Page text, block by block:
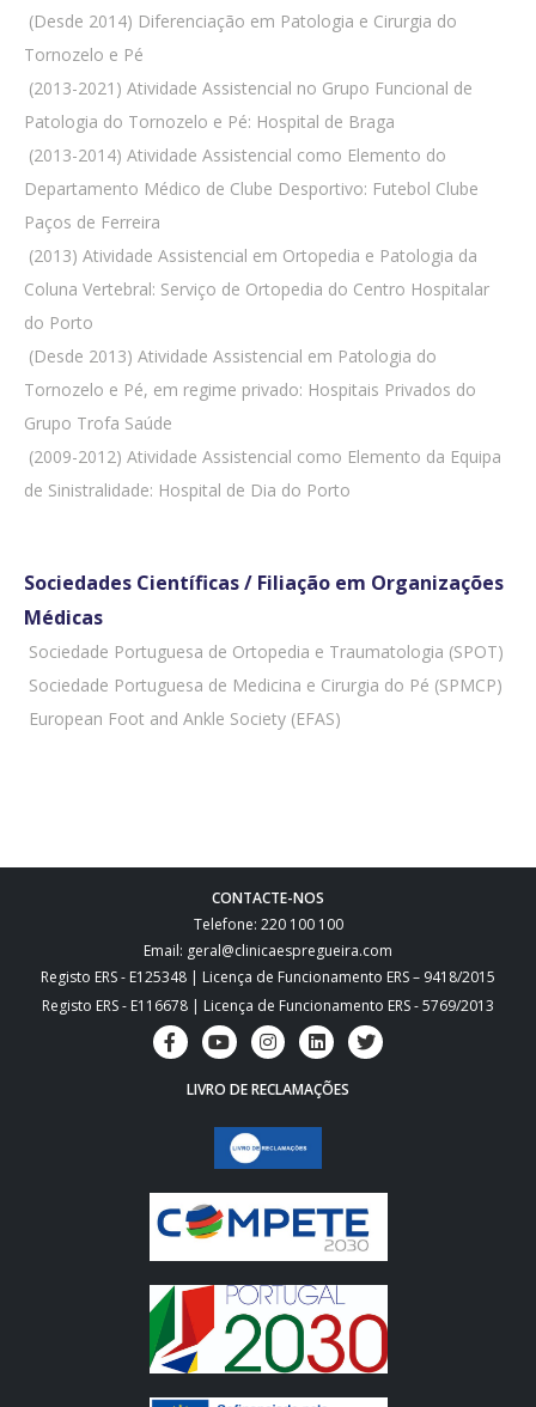
 (Desde 2014) Diferenciação em Patologia e Cirurgia do
Tornozelo e Pé
 (2013-2021) Atividade Assistencial no Grupo Funcional de
Patologia do Tornozelo e Pé: Hospital de Braga
 (2013-2014) Atividade Assistencial como Elemento do
Departamento Médico de Clube Desportivo: Futebol Clube
Paços de Ferreira
 (2013) Atividade Assistencial em Ortopedia e Patologia da
Coluna Vertebral: Serviço de Ortopedia do Centro Hospitalar
do Porto
 (Desde 2013) Atividade Assistencial em Patologia do
Tornozelo e Pé, em regime privado: Hospitais Privados do
Grupo Trofa Saúde
 (2009-2012) Atividade Assistencial como Elemento da Equipa
de Sinistralidade: Hospital de Dia do Porto
Sociedades Científicas / Filiação em Organizações
Médicas
 Sociedade Portuguesa de Ortopedia e Traumatologia (SPOT)
 Sociedade Portuguesa de Medicina e Cirurgia do Pé (SPMCP)
 European Foot and Ankle Society (EFAS)
CONTACTE-NOS
Telefone: 220 100 100
Email: geral@clinicaespregueira.com
Registo ERS - E125348 | Licença de Funcionamento ERS – 9418/2015
Registo ERS - E116678 | Licença de Funcionamento ERS - 5769/2013
LIVRO DE RECLAMAÇÕES